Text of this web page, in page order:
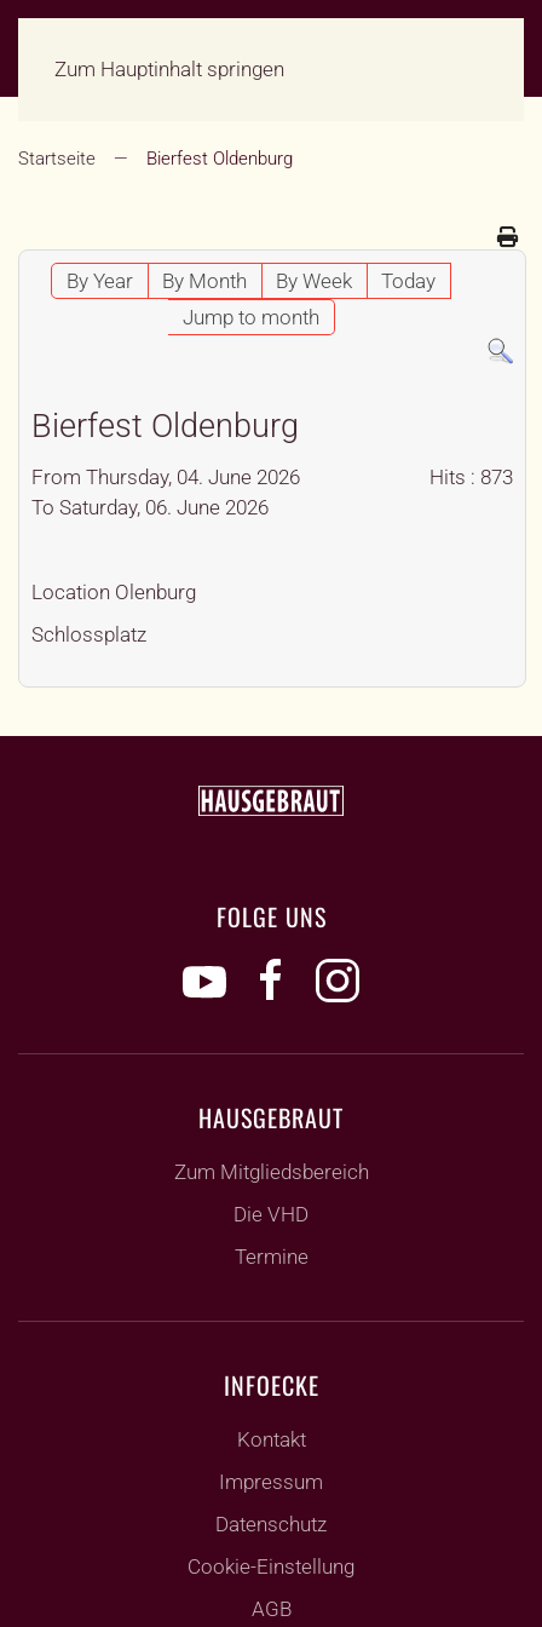
Zum Hauptinhalt springen
Startseite Bierfest Oldenburg
By Year By Month By Week
Today
Jump to month
Bierfest Oldenburg
From Thursday, 04. June 2026
To Saturday, 06. June 2026
Hits : 873
Location Olenburg
Schlossplatz
FOLGE UNS
HAUSGEBRAUT
Zum Mitgliedsbereich
Die VHD
Termine
INFOECKE
Kontakt
Impressum
Datenschutz
Cookie-Einstellung
AGB